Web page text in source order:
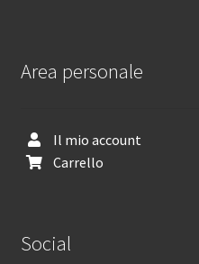
Area personale
Il mio account
Carrello
Social